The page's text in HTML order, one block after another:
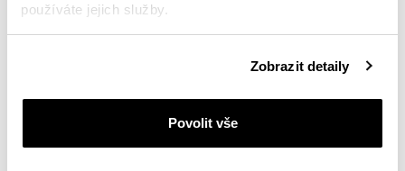
používáte jejich služby.
Zásadách ochrany osobních údajů
Zobrazit detaily
Povolit vše